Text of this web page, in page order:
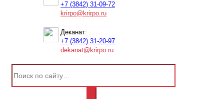
+7 (3842) 31-09-72
krirpo@krirpo.ru
Деканат:
+7 (3842) 31-20-97
dekanat@krirpo.ru